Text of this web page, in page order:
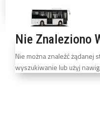
Nie Znaleziono
Nie można znaleźć żądanej
wyszukiwanie lub użyj